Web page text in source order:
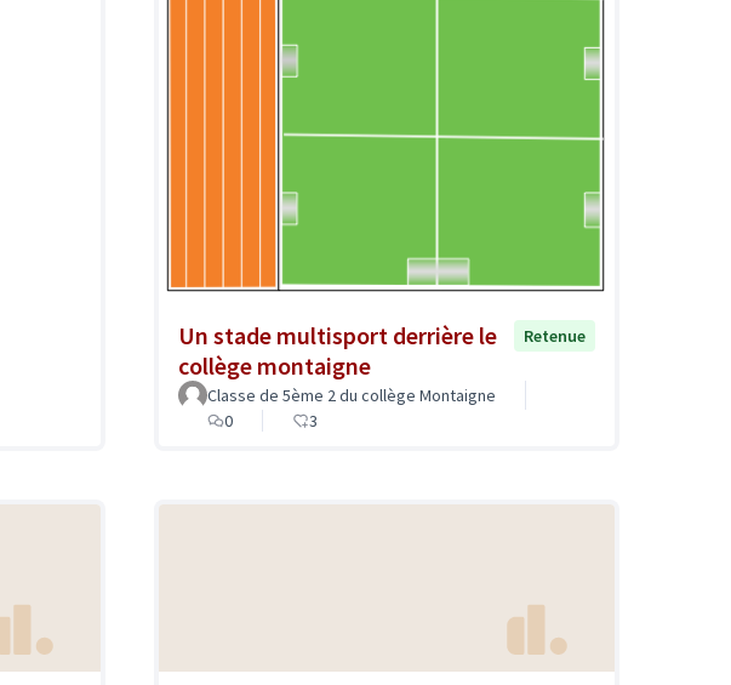
Un stade multisport derrière le
collège montaigne
Retenue
Classe de 5ème 2 du collège Montaigne
0
3